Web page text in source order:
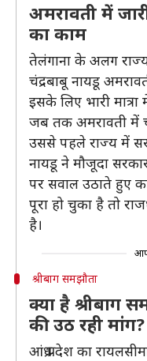
अमरावती में
का काम
तेलंगाना के अलग
चंद्रबाबू नायडू
इसके लिए भारी
जब तक अमरावती में
उससे पहले राज्य में
नायडू ने मौजूदा
पर सवाल उठाते हुए
पूरा हो चुका है तो
है।
श्रीबाग समझौता
क्या है श्रीबाग
की उठ रही मांग?
आंध्र प्रदेश का